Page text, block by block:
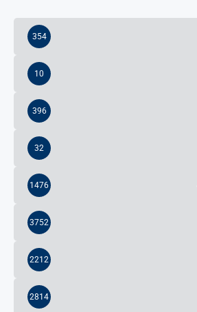
354
10
396
32
1476
3752
2212
2814